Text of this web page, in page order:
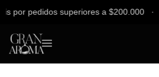
pedidos superiores a $200.000 ∙